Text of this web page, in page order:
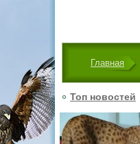
Главная
Топ новостей